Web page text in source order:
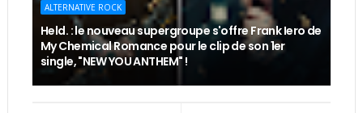
ALTERNATIVE ROCK
Held. : le nouveau supergroupe s'offre Frank Iero de
My Chemical Romance pour le clip de son 1er
single, "NEW YOU ANTHEM" !